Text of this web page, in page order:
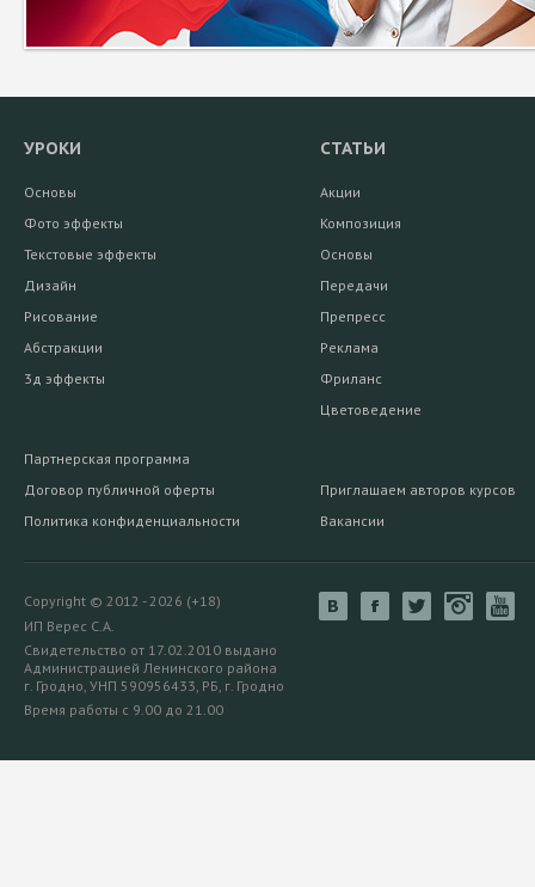
УРОКИ
Основы
Фото эффекты
Текстовые эффекты
Дизайн
Рисование
Абстракции
3д эффекты
СТАТЬИ
Акции
Композиция
Основы
Передачи
Препресс
Реклама
Фриланс
Цветоведение
Партнерская программа
Договор публичной оферты
Политика конфиденциальности
Приглашаем авторов курсов
Вакансии
Copyright © 2012 - 2026 (+18)
ИП Верес С.А.
Свидетельство от 17.02.2010 выдано
Администрацией Ленинского района
г. Гродно, УНП 590956433, РБ, г. Гродно
Время работы с 9.00 до 21.00